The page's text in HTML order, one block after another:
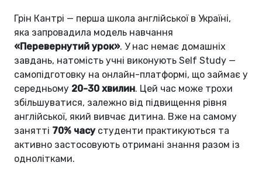
Грін Кантрі — перша школа англійської в Україні,
яка запровадила модель навчання
«Перевернутий урок». У нас немає домашніх
завдань, натомість учні виконують Self Study —
самопідготовку на онлайн-платформі, що займає у
середньому 20-30 хвилин. Цей час може трохи
збільшуватися, залежно від підвищення рівня
англійської, який вивчає дитина. Вже на самому
занятті 70% часу студенти практикуються та
активно застосовують отримані знання разом із
однолітками.